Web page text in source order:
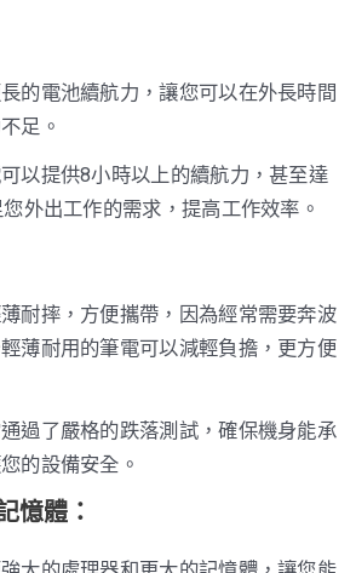
的電池續航力，讓您可以在外長時間
足。
以提供8小時以上的續航力，甚至達
外出工作的需求，提高工作效率。
耐摔，方便攜帶，因為經常需要奔波
薄耐用的筆電可以減輕負擔，更方便
過了嚴格的跌落測試，確保機身能承
的設備安全。
憶體：